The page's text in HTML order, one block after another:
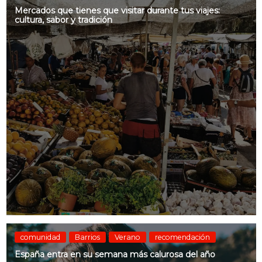
Mercados que tienes que visitar durante tus viajes:
cultura, sabor y tradición
comunidad Barrios Verano recomendación
España entra en su semana más calurosa del año